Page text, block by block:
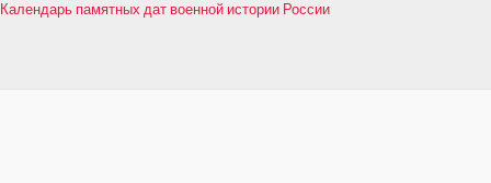
Календарь памятных дат военной истории России